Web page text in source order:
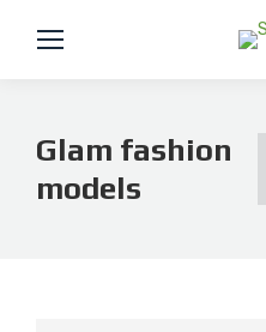
Glam fashion
models